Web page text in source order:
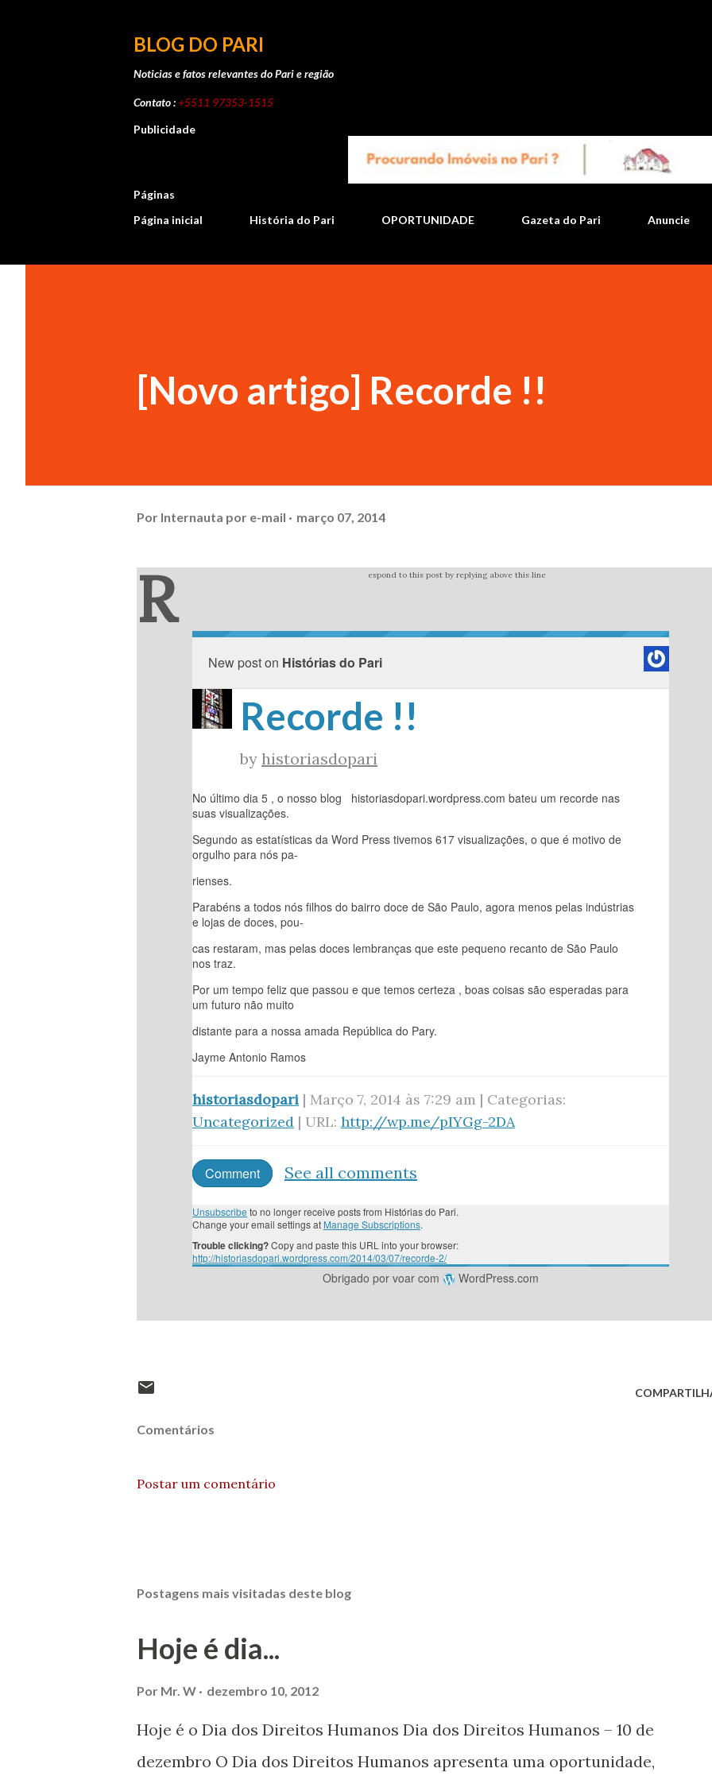
BLOG DO PARI
Noticias e fatos relevantes do Pari e região
Contato :+5511 97353-1515
Publicidade
Páginas
Página inicial
História do Pari OPORTUNIDADE Gazeta do Pari Anuncie
[Novo artigo] Recorde !!
Por Internauta por e-mail março 07, 2014
R espond to this post by replying above this line
New post on Histórias do Pari
Recorde !!
by historiasdopari
No último dia 5 , o nosso blog historiasdopari.wordpress.com bateu um recorde nas
suas visualizações.
Segundo as estatísticas da Word Press tivemos 617 visualizações, o que é motivo de
orgulho para nós pa-
rienses.
Parabéns a todos nós filhos do bairro doce de São Paulo, agora menos pelas indústrias
e lojas de doces, pou-
cas restaram, mas pelas doces lembranças que este pequeno recanto de São Paulo
nos traz.
Por um tempo feliz que passou e que temos certeza , boas coisas são esperadas para
um futuro não muito
distante para a nossa amada República do Pary.
Jayme Antonio Ramos
historiasdopari | Março 7, 2014 às 7:29 am | Categorias:
Uncategorized | URL: http://wp.me/pIYGg-2DA
Comment See all comments
Unsubscribe to no longer receive posts from Histórias do Pari.
Change your email settings at Manage Subscriptions.
Trouble clicking?Copy and paste this URL into your browser:
http://historiasdopari.wordpress.com/2014/03/07/recorde-2/
Obrigado por voar com WordPress.com
Comentários
Postar um comentário
Postagens mais visitadas deste blog
Hoje é dia...
Por Mr. W dezembro 10, 2012
Hoje é o Dia dos Direitos Humanos Dia dos Direitos Humanos – 10 de
dezembro O Dia dos Direitos Humanos apresenta uma oportunidade,